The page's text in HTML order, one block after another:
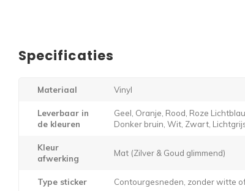
Specificaties
Materiaal Vinyl
Leverbaar in
de kleuren
Geel, Oranje, Rood, Roze
Donker bruin, Wit, Zwart,
Kleur
afwerking
Mat (Zilver & Goud glimmend)
Type sticker Contourgesneden, zonder witte